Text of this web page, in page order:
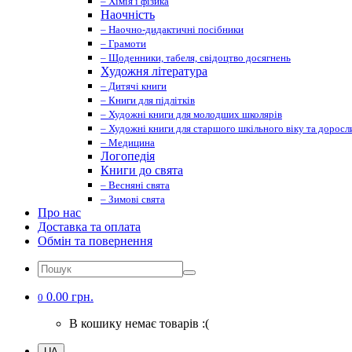
Наочність
– Наочно-дидактичні посібники
– Грамоти
– Щоденники, табеля, свідоцтво досягнень
Художня література
– Дитячі книги
– Книги для підлітків
– Художні книги для молодших школярів
– Художні книги для старшого шкільного віку та
– Медицина
Логопедія
Книги до свята
– Весняні свята
– Зимові свята
Про нас
Доставка та оплата
Обмін та повернення
0 0.00 грн.
В кошику немає товарів :(